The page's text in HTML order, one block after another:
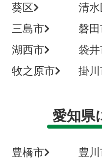
葵区
清水
三島市
磐田
湖西市
袋井
牧之原市
掛川
愛知県
豊橋市 豊